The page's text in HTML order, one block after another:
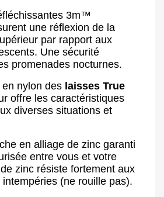
3m™
une réflexion de la
par rapport aux
Une sécurité
promenades nocturnes.
nylon des laisses True
offre les caractéristiques
diverses situations et
en alliage de zinc garanti
entre vous et votre
zinc résiste fortement aux
(ne rouille pas).